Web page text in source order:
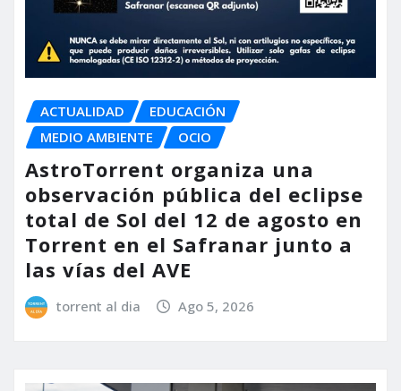
ACTUALIDAD
EDUCACIÓN
MEDIO AMBIENTE
OCIO
AstroTorrent organiza una
observación pública del eclipse
total de Sol del 12 de agosto en
Torrent en el Safranar junto a
las vías del AVE
torrent al dia Ago 5, 2026